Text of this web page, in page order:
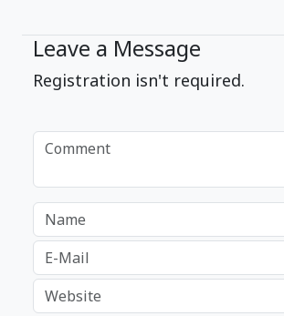
Leave a Message
Registration isn't required.